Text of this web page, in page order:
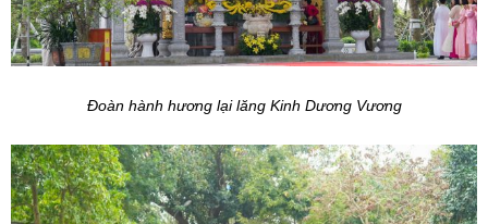
Đoàn hành hương lại lăng Kinh Dương Vương